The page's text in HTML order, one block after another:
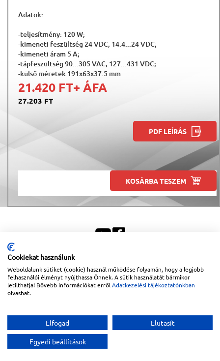
Adatok:
-teljesítmény: 120 W;
-kimeneti feszültség 24 VDC, 14.4...24 VDC;
-kimeneti áram 5 A;
-tápfeszültség 90...305 VAC, 127...431 VDC;
-külső méretek 191x63x37.5 mm
21.420 FT+ ÁFA
27.203 FT
PDF LEÍRÁS
KOSÁRBA TESZEM
Sitemap| Impresszum
Copyright © 2026Lapanthera Kft.Webbolt | 1047Budapest, Váci út 15-19.|+36-30/539-
Cookiekat használunk
Weboldalunk sütiket (cookie) használ működése folyamán, hogy a legjobb
felhasználói élményt nyújthassa Önnek. A sütik használatát bármikor
letilthatja! Bővebb információkat errőlAdatkezelési tájékoztatónkban
olvashat.
Elfogad Elutasít
Egyedi beállítások